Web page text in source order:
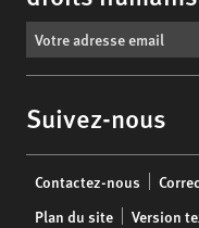
Suivez-nous
menu
Contactez-nous
Plan du site
Version